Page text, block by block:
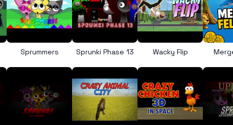
Sprummers Sprunki Phase 13 Wacky Flip